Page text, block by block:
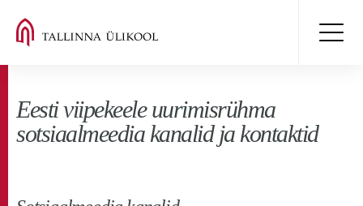
Eesti viipekeele uurimisrühma
sotsiaalmeedia kanalid ja kontaktid